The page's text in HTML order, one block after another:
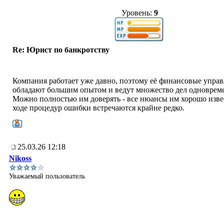
Уровень: 9
Re: Юрист по банкротству
Компания работает уже давно, поэтому её финансовые
обладают большим опытом и ведут множество дел
Можно полностью им доверять - все нюансы им хорошо
ходе процедур ошибки встречаются крайне редко.
25.03.26 12:18
Nikoss
Уважаемый пользователь